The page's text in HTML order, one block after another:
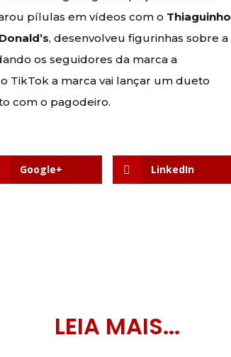
pílulas em vídeos com o Thiaguinho
, desenvolveu figurinhas sobre a
os seguidores da marca a
TikTok a marca vai lançar um dueto
com o pagodeiro.
Google+ LinkedIn
LEIA MAIS...